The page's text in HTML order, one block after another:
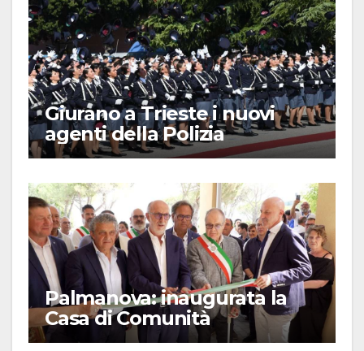
Giurano a Trieste i nuovi
agenti della Polizia
Palmanova: inaugurata la
Casa di Comunità